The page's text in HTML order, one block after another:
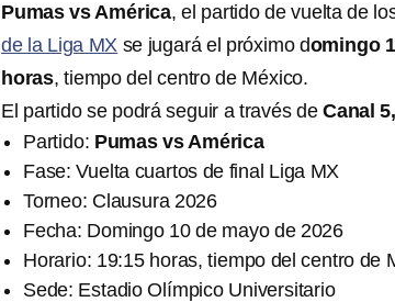
Pumas vs América, el partido de vuelta de
de la Liga MX se jugará el próximo domingo
horas, tiempo del centro de México.
El partido se podrá seguir a través de Canal
Partido: Pumas vs América
Fase: Vuelta cuartos de final Liga MX
Torneo: Clausura 2026
Fecha: Domingo 10 de mayo de 2026
Horario: 19:15 horas, tiempo del centro de
Sede: Estadio Olímpico Universitario